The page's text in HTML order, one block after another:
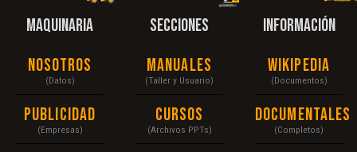
MAQUINARIA
Nosotros
(Datos)
Publicidad
(Empresas)
SECCIONES
Manuales
(Taller y Usuario)
Cursos
(Archivos PPTs)
INFORMACIÓN
Wikipedia
(Documentos)
Documentales
(Completos)